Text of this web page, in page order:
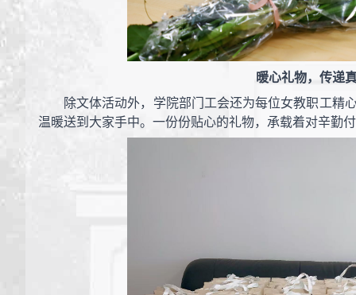
暖心礼物，传递
除文体活动外，学院部门工会还为每位女教职工精
温暖送到大家手中。一份份贴心的礼物，承载着对辛勤